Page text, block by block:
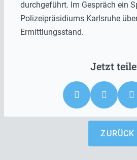
durchgeführt. Im Gespräch ein
Polizeipräsidiums Karlsruhe
Ermittlungsstand.
ZURÜCK